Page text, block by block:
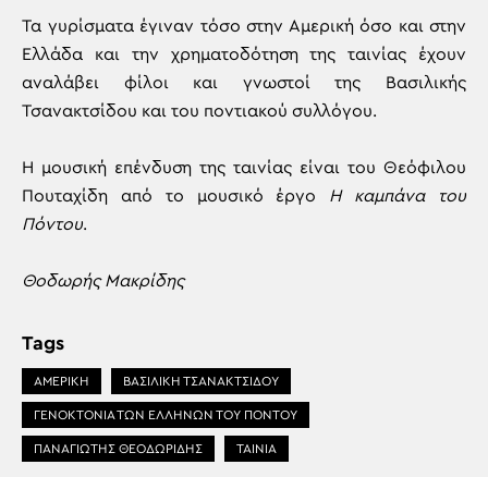
Τα γυρίσματα έγιναν τόσο στην Αμερική όσο και στην
Ελλάδα και την χρηματοδότηση της ταινίας έχουν
αναλάβει φίλοι και γνωστοί της Βασιλικής
Τσανακτσίδου και του ποντιακού συλλόγου.
Η μουσική επένδυση της ταινίας είναι του Θεόφιλου
Πουταχίδη από το μουσικό έργο Η καμπάνα του
Πόντου.
Θοδωρής Μακρίδης
Tags
ΑΜΕΡΙΚΗ ΒΑΣΙΛΙΚΗ ΤΣΑΝΑΚΤΣΙΔΟΥ
ΓΕΝΟΚΤΟΝΙΑ ΤΩΝ ΕΛΛΗΝΩΝ ΤΟΥ ΠΟΝΤΟΥ
ΠΑΝΑΓΙΩΤΗΣ ΘΕΟΔΩΡΙΔΗΣ ΤΑΙΝΙΑ